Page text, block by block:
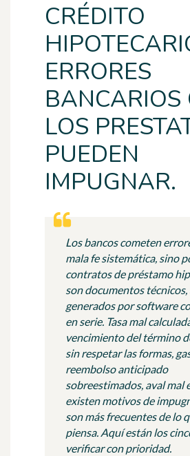
CRÉDITO
ERRORES
BANCARIOS
LOS
PUEDEN
IMPUGNAR.
Los bancos cometen
mala fe sistemática, sino
contratos de préstamo
son documentos técnicos,
generados por software
en serie. Tasa mal
vencimiento del término
sin respetar las formas,
reembolso anticipado
sobreestimados, aval mal
existen motivos de
son más frecuentes de lo
piensa. Aquí están los
verificar con prioridad.